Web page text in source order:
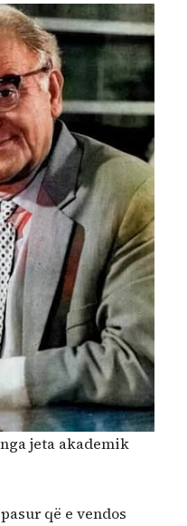
jeta akademik
që e vendos